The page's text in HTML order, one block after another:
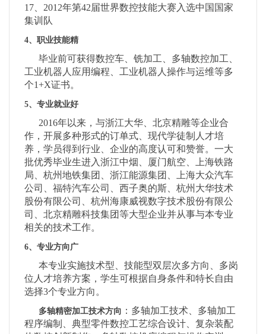
17、2012年第42届世界数控技能大赛入选中国国家
集训队
4、职业技能精
毕业前可获得数控车、铣加工、多轴数控加工、
工业机器人应用编程、工业机器人操作与运维等多
个1+X证书。
5、专业就业好
2016年以来，与浙江大华、北京精雕等企业合
作，开展多种形式的订单式、现代学徒制人才培
养，学员得到行业、企业的高度认可和赞誉。一大
批优秀毕业生进入浙江中烟、厦门航空、上海铁路
局、杭州地铁集团、浙江能源集团、上海大众汽车
公司、福特汽车公司、西子奥的斯、杭州大华技术
股份有限公司、杭州海康威视数字技术股份有限公
司、北京精雕科技集团等大型企业并从事与本专业
相关的技术工作。
6、专业方向广
本专业实施技术型、技能型双层次多方向、多岗
位人才培养方案，学生可根据自身条件和特长自由
选择3个专业方向。
多轴精密加工技术方向 ：多轴加工技术、多轴加工
程序编制、典型零件数控工艺综合设计、复杂装配